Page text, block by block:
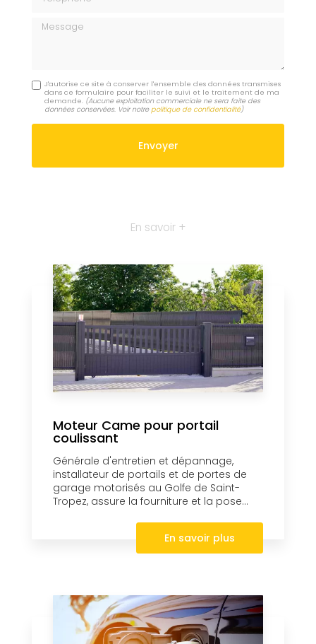
Message
J'autorise ce site à conserver l'ensemble des données transmises
dans ce formulaire pour faciliter le suivi et le traitement de ma
demande. (Aucune exploitation commerciale ne sera faite des
données conservées. Voir notrepolitique de confidentialité)
En savoir +
Moteur Came pour portail
coulissant
Générale d'entretien et dépannage,
installateur de portails et de portes de
garage motorisés au Golfe de Saint-
Tropez, assure la fourniture et la pose...
En savoir plus